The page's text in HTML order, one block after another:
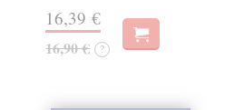
16,39 €
16,90 € ?